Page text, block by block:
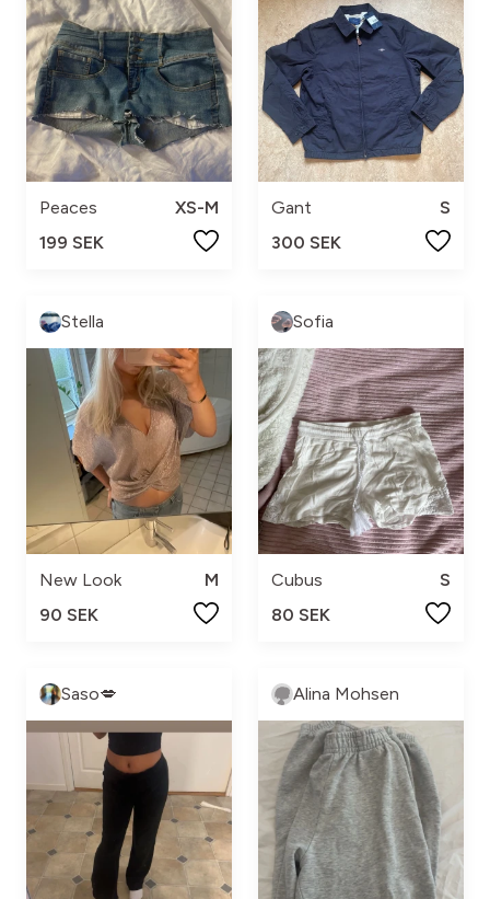
Peaces
XS-M
199 SEK
Gant
S
300 SEK
Stella
New Look
M
90 SEK
Sofia
Cubus
S
80 SEK
Saso💋 Alina Mohsen